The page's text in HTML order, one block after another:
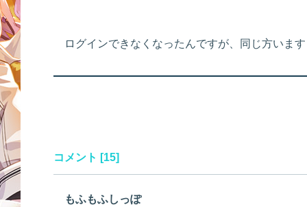
ログインできなくなったんですが、同じ方いま
コメント [15]
もふもふしっぽ